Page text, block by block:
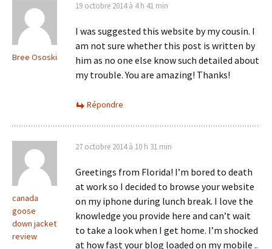
Bree Ososki
19 octobre 2014 à 4 h 41 min
I was suggested this website by my cousin. I
am not sure whether this post is written by
him as no one else know such detailed about
my trouble. You are amazing! Thanks!
Répondre
canada
goose
down jacket
review
27 octobre 2014 à 10 h 31 min
Greetings from Florida! I’m bored to death
at work so I decided to browse your website
on my iphone during lunch break. I love the
knowledge you provide here and can’t wait
to take a look when I get home. I’m shocked
at how fast your blog loaded on my mobile ..